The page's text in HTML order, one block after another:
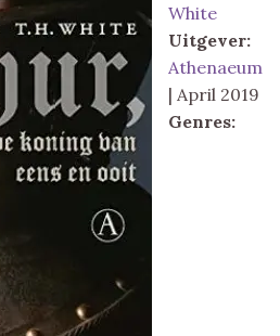
White
Uitgever:
Athenaeum
| April 2019
Genres: